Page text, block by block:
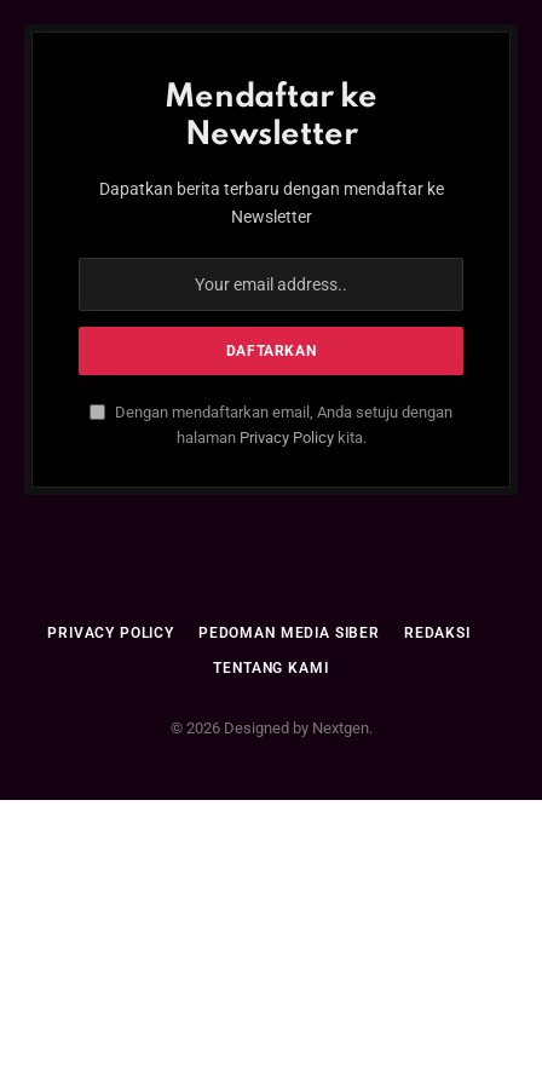
Mendaftar ke
Newsletter
Dapatkan berita terbaru dengan mendaftar ke
Newsletter
Dengan mendaftarkan email, Anda setuju dengan
halaman Privacy Policykita.
PRIVACY POLICY PEDOMAN MEDIA SIBER REDAKSI
TENTANG KAMI
© 2026 Designed by Nextgen.